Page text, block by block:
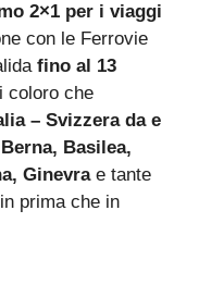
2×1 per i viaggi
con le Ferrovie
fino al 13
coloro che
– Svizzera da e
Basilea,
Ginevrae tante
prima che in